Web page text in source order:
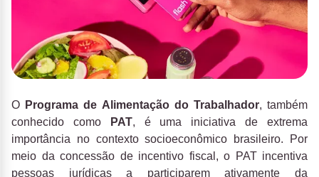
O Programa de Alimentação do Trabalhador, também
conhecido como
PAT, é uma iniciativa de extrema
importância no contexto socioeconômico brasileiro. Por
meio da concessão de incentivo fiscal, o PAT incentiva
pessoas jurídicas a participarem ativamente da